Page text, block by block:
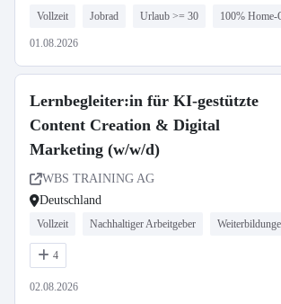
Vollzeit Jobrad Urlaub >= 30 100% Home-
01.08.2026
Lernbegleiter:in für KI-gestützte
Content Creation & Digital
Marketing (w/w/d)
WBS TRAINING AG
Deutschland
Vollzeit Nachhaltiger Arbeitgeber
4
02.08.2026